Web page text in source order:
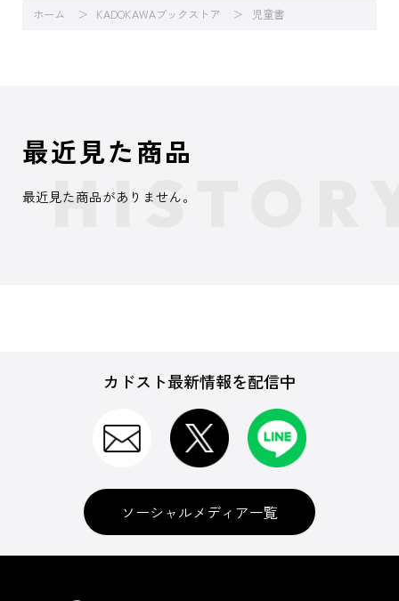
ホーム KADOKAWAブックストア 児童書
最近見た商品
最近見た商品がありません。
カドスト最新情報を配信中
ソーシャルメディア一覧